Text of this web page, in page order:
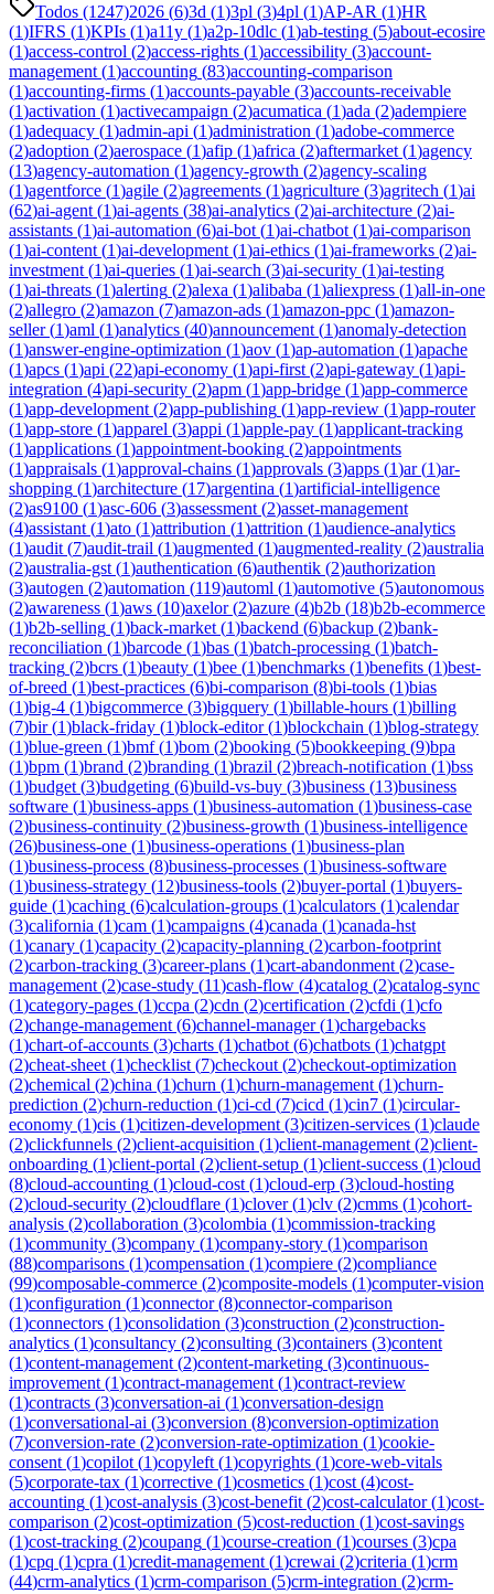
Todos (1247)2026 (6)3d (1)3pl (3)4pl (1)AP-AR (1)HR
(1)IFRS (1)KPIs (1)a11y (1)a2p-10dlc (1)ab-testing (5)about-ecosire
(1)access-control (2)access-rights (1)accessibility (3)account-
management (1)accounting (83)accounting-comparison
(1)accounting-firms (1)accounts-payable (3)accounts-receivable
(1)activation (1)activecampaign (2)acumatica (1)ada (2)adempiere
(1)adequacy (1)admin-api (1)administration (1)adobe-commerce
(2)adoption (2)aerospace (1)afip (1)africa (2)aftermarket (1)agency
(13)agency-automation (1)agency-growth (2)agency-scaling
(1)agentforce (1)agile (2)agreements (1)agriculture (3)agritech (1)ai
(62)ai-agent (1)ai-agents (38)ai-analytics (2)ai-architecture (2)ai-
assistants (1)ai-automation (6)ai-bot (1)ai-chatbot (1)ai-comparison
(1)ai-content (1)ai-development (1)ai-ethics (1)ai-frameworks (2)ai-
investment (1)ai-queries (1)ai-search (3)ai-security (1)ai-testing
(1)ai-threats (1)alerting (2)alexa (1)alibaba (1)aliexpress (1)all-in-one
(2)allegro (2)amazon (7)amazon-ads (1)amazon-ppc (1)amazon-
seller(1)aml (1)analytics (40)announcement (1)anomaly-detection
(1)answer-engine-optimization (1)aov (1)ap-automation (1)apache
(1)apcs (1)api (22)api-economy (1)api-first (2)api-gateway (1)api-
integration (4)api-security (2)apm (1)app-bridge (1)app-commerce
(1)app-development (2)app-publishing (1)app-review (1)app-router
(1)app-store (1)apparel (3)appi (1)apple-pay (1)applicant-tracking
(1)applications (1)appointment-booking (2)appointments
(1)appraisals (1)approval-chains (1)approvals (3)apps (1)ar(1)ar-
shopping (1)architecture (17)argentina (1)artificial-intelligence
(2)as9100 (1)asc-606 (3)assessment (2)asset-management
(4)assistant (1)ato (1)attribution (1)attrition (1)audience-analytics
(1)audit (7)audit-trail (1)augmented (1)augmented-reality (2)australia
(2)australia-gst (1)authentication (6)authentik (2)authorization
(3)autogen (2)automation (119)automl (1)automotive (5)autonomous
(2)awareness (1)aws (10)axelor(2)azure (4)b2b (18)b2b-ecommerce
(1)b2b-selling (1)back-market (1)backend (6)backup (2)bank-
reconciliation (1)barcode (1)bas (1)batch-processing (1)batch-
tracking (2)bcrs (1)beauty (1)bee (1)benchmarks (1)benefits (1)best-
of-breed (1)best-practices (6)bi-comparison (8)bi-tools (1)bias
(1)big-4 (1)bigcommerce (3)bigquery (1)billable-hours (1)billing
(7)bir(1)black-friday (1)block-editor(1)blockchain (1)blog-strategy
(1)blue-green (1)bmf(1)bom (2)booking (5)bookkeeping (9)bpa
(1)bpm (1)brand (2)branding (1)brazil (2)breach-notification (1)bss
(1)budget (3)budgeting (6)build-vs-buy (3)business (13)business
software (1)business-apps (1)business-automation (1)business-case
(2)business-continuity (2)business-growth (1)business-intelligence
(26)business-one (1)business-operations (1)business-plan
(1)business-process (8)business-processes (1)business-software
(1)business-strategy (12)business-tools (2)buyer-portal (1)buyers-
guide (1)caching (6)calculation-groups (1)calculators (1)calendar
(3)california (1)cam (1)campaigns (4)canada (1)canada-hst
(1)canary (1)capacity (2)capacity-planning (2)carbon-footprint
(2)carbon-tracking (3)career-plans (1)cart-abandonment (2)case-
management (2)case-study (11)cash-flow (4)catalog (2)catalog-sync
(1)category-pages (1)ccpa (2)cdn (2)certification (2)cfdi (1)cfo
(2)change-management (6)channel-manager(1)chargebacks
(1)chart-of-accounts (3)charts (1)chatbot (6)chatbots (1)chatgpt
(2)cheat-sheet (1)checklist (7)checkout (2)checkout-optimization
(2)chemical (2)china (1)churn (1)churn-management (1)churn-
prediction (2)churn-reduction (1)ci-cd (7)cicd (1)cin7 (1)circular-
economy (1)cis (1)citizen-development (3)citizen-services (1)claude
(2)clickfunnels (2)client-acquisition (1)client-management (2)client-
onboarding (1)client-portal (2)client-setup (1)client-success (1)cloud
(8)cloud-accounting (1)cloud-cost (1)cloud-erp (3)cloud-hosting
(2)cloud-security (2)cloudflare (1)clover(1)clv (2)cmms (1)cohort-
analysis (2)collaboration (3)colombia (1)commission-tracking
(1)community (3)company (1)company-story (1)comparison
(88)comparisons (1)compensation (1)compiere (2)compliance
(99)composable-commerce (2)composite-models (1)computer-vision
(1)configuration (1)connector(8)connector-comparison
(1)connectors (1)consolidation (3)construction (2)construction-
analytics (1)consultancy (2)consulting (3)containers (3)content
(1)content-management (2)content-marketing (3)continuous-
improvement (1)contract-management (1)contract-review
(1)contracts (3)conversation-ai (1)conversation-design
(1)conversational-ai (3)conversion (8)conversion-optimization
(7)conversion-rate (2)conversion-rate-optimization (1)cookie-
consent (1)copilot (1)copyleft (1)copyrights (1)core-web-vitals
(5)corporate-tax (1)corrective (1)cosmetics (1)cost (4)cost-
accounting (1)cost-analysis (3)cost-benefit (2)cost-calculator(1)cost-
comparison (2)cost-optimization (5)cost-reduction (1)cost-savings
(1)cost-tracking (2)coupang (1)course-creation (1)courses (3)cpa
(1)cpq (1)cpra (1)credit-management (1)crewai (2)criteria (1)crm
(44)crm-analytics (1)crm-comparison (5)crm-integration (2)crm-